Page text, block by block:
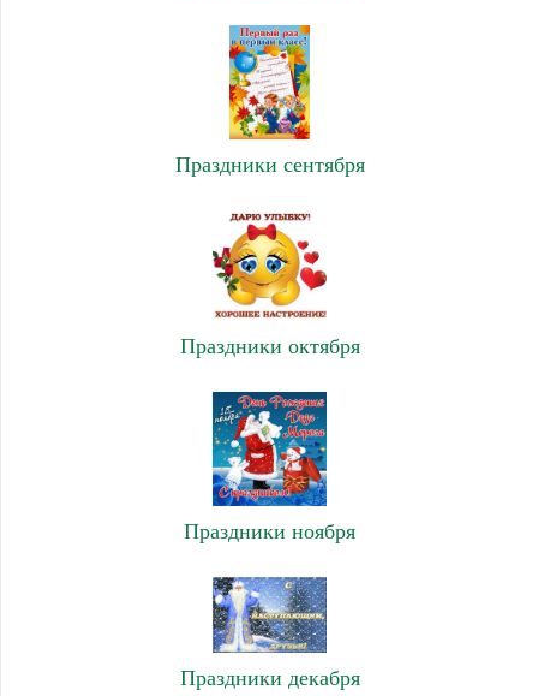
Праздники сентября
Праздники октября
Праздники ноября
Праздники декабря